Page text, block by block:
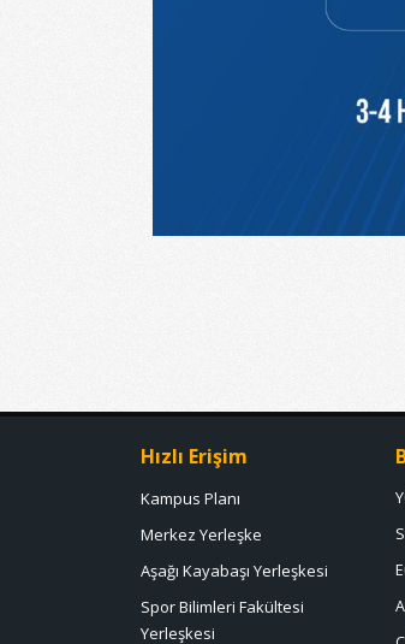
Hızlı Erişim
Kampus Planı
Merkez Yerleşke
Aşağı Kayabaşı Yerleşkesi
Spor Bilimleri Fakültesi
Yerleşkesi